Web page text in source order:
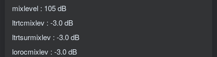
mixlevel : 105 dB
ltrtcmixlev : -3.0 dB
ltrtsurmixlev : -3.0 dB
lorocmixlev : -3.0 dB